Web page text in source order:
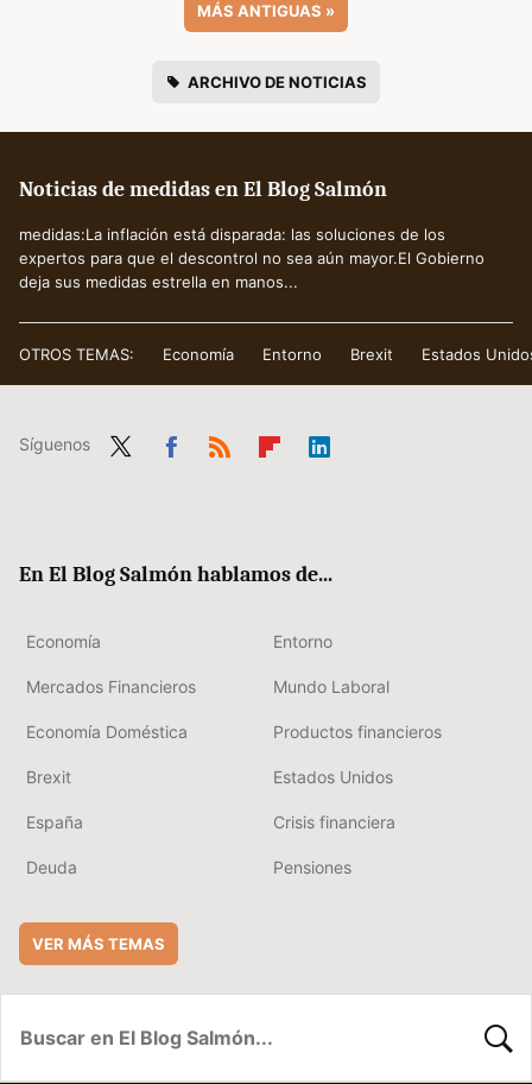
MÁS ANTIGUAS »
ARCHIVO DE NOTICIAS
Noticias de medidas en El Blog Salmón
medidas:La inflación está disparada: las soluciones de los
expertos para que el descontrol no sea aún mayor.El Gobierno
deja sus medidas estrella en manos...
OTROS TEMAS: Economía Entorno Brexit Estados
Síguenos
En El Blog Salmón hablamos de...
Economía Entorno
Mercados Financieros Mundo Laboral
Economía Doméstica Productos financieros
Brexit Estados Unidos
España Crisis financiera
Deuda Pensiones
VER MÁS TEMAS